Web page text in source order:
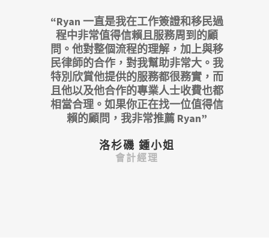
“Ryan 一直是我在工作簽證和移民過
程中非常值得信賴且服務周到的顧
問。他對整個流程的理解，加上與移
民律師的合作，對我幫助非常大。我
特別欣賞他提供的服務都很務實，而
且他以及他合作的專業人士收費也都
相當合理。如果你正在找一位值得信
賴的顧問，我非常推薦 Ryan”
洛杉磯 鍾小姐
會計經理